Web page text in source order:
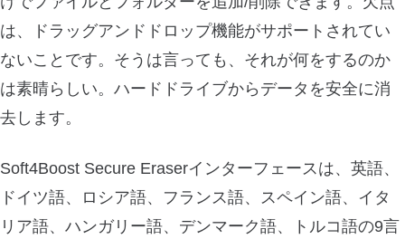
は、ドラッグアンドドロップ機能がサポートされてい
ないことです。そうは言っても、それが何をするのか
は素晴らしい。ハードドライブからデータを安全に消
去します。
Soft4Boost Secure Eraserインターフェースは、英語、
ドイツ語、ロシア語、フランス語、スペイン語、イタ
リア語、ハンガリー語、デンマーク語、トルコ語の9言